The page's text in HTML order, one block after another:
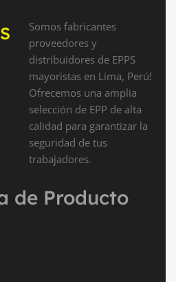
Somos fabricantes
proveedores y
distribuidores de EPPS
mayoristas en Lima, Perú!
Ofrecemos una amplia
selección de EPP de alta
calidad para garantizar la
seguridad de tus
trabajadores.
de Producto